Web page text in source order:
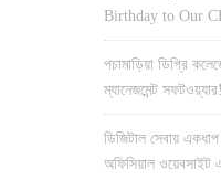
Birthday to Our
পচামাড়িয়া ডিগ্রি
ম্যানেজমেন্ট সফটওয়্যার!
ডিজিটাল সেবায়
অফিসিয়াল ওয়েবসাইট